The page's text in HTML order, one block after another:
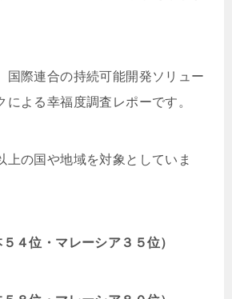
国際連合の持続可能開発ソリュー
による幸福度調査レポーです。
上の国や地域を対象としていま
４位・マレーシア３５位）